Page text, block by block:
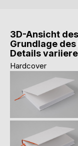
3D-Ansicht
Grundlage
Details
Hardcover